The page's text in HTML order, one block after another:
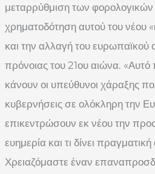
μεταρρύθμιση των
χρηματοδότηση αυτού του νέου
και την αλλαγή του ευρωπαϊκού
πρόνοιας του 21ου αιώνα.
κάνουν οι υπεύθυνοι χάραξης
κυβερνήσεις σε ολόκληρη την
επικεντρώσουν εκ νέου την
ευημερία και τι δίνει
Χρειαζόμαστε έναν